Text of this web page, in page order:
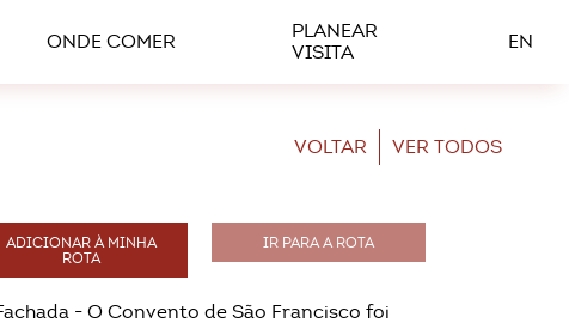
ONDE COMER
PLANEAR
VISITA
EN
VOLTAR VER TODOS
ADICIONAR À MINHA
ROTA
IR PARA A ROTA